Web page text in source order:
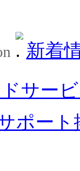
新着
サー
ポート